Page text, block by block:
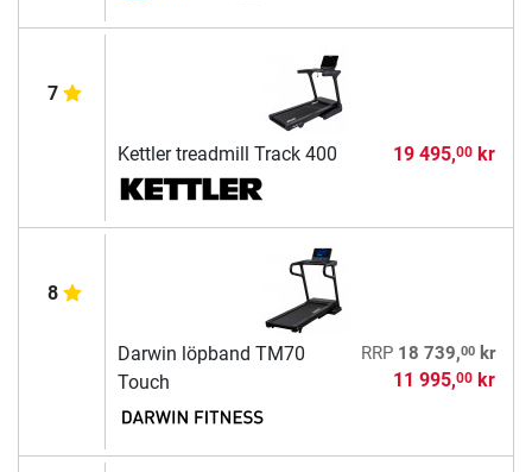
7
Kettler treadmill Track 400 19 495,00kr
8
Darwin löpband TM70
Touch
RRP 18 739,00kr
11 995,00kr